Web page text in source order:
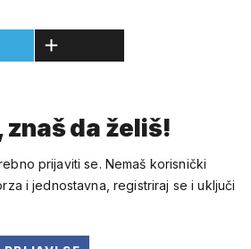
da želiš!
prijaviti se. Nemaš korisnički
i jednostavna, registriraj se i uključi